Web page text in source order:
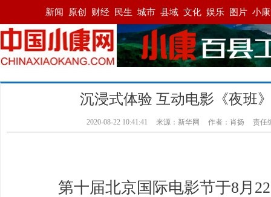
沉浸式体验 互动电影《夜班
2020-08-22 10:41:41 来源： 新华网 作者：肖扬 责任
第十届北京国际电影节于8月22